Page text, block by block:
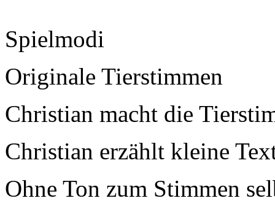
Spielmodi
Originale Tierstimmen
Christian macht die
Christian erzählt kleine
Ohne Ton zum Stimmen